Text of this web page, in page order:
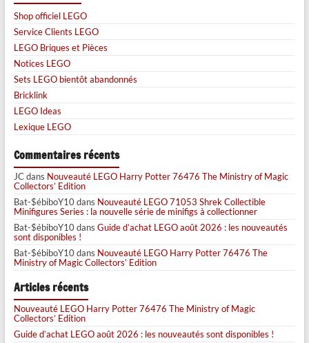
Shop officiel LEGO
Service Clients LEGO
LEGO Briques et Pièces
Notices LEGO
Sets LEGO bientôt abandonnés
Bricklink
LEGO Ideas
Lexique LEGO
Commentaires récents
JCdans Nouveauté LEGO Harry Potter 76476 The Ministry of Magic
Collectors’ Edition
Bat-$ébiboY10dans Nouveauté LEGO 71053 Shrek Collectible
Minifigures Series : la nouvelle série de minifigs à collectionner
Bat-$ébiboY10dans Guide d’achat LEGO août 2026 : les nouveautés
sont disponibles !
Bat-$ébiboY10dans Nouveauté LEGO Harry Potter 76476 The
Ministry of Magic Collectors’ Edition
Articles récents
Nouveauté LEGO Harry Potter 76476 The Ministry of Magic
Collectors’ Edition
Guide d’achat LEGO août 2026 : les nouveautés sont disponibles !